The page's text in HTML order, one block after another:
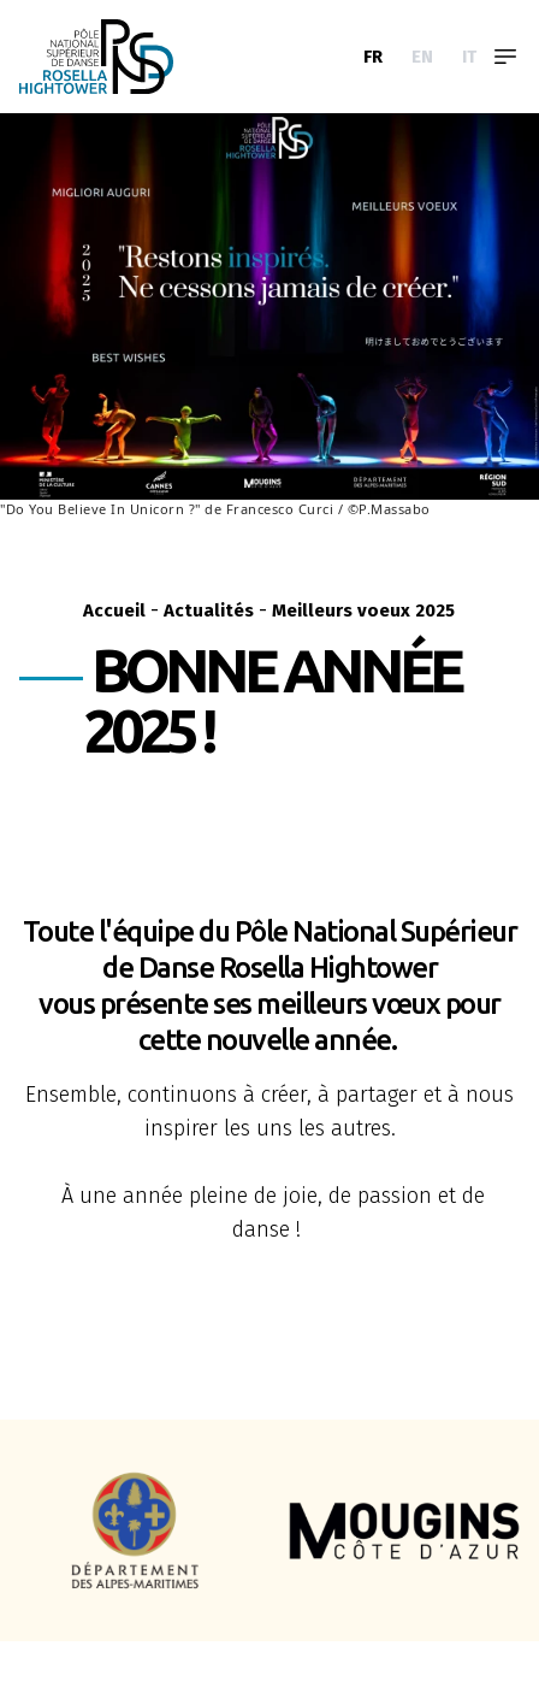
FR EN IT
"Do You Believe In Unicorn ?" de Francesco Curci / ©P.Massabo
Accueil - Actualités - Meilleurs voeux 2025
BONNE ANNÉE
2025 !
Toute l'équipe du Pôle National Supérieur
de Danse Rosella Hightower
vous présente ses meilleurs vœux pour
cette nouvelle année.
Ensemble, continuons à créer, à partager et à nous
inspirer les uns les autres.
À une année pleine de joie, de passion et de
danse !